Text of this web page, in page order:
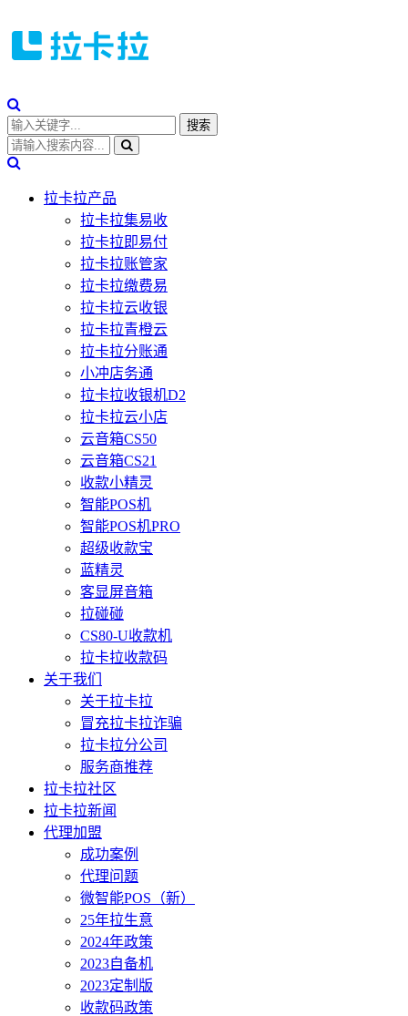
拉卡拉产品
拉卡拉集易收
拉卡拉即易付
拉卡拉账管家
拉卡拉缴费易
拉卡拉云收银
拉卡拉青橙云
拉卡拉分账通
小冲店务通
拉卡拉收银机D2
拉卡拉云小店
云音箱CS50
云音箱CS21
收款小精灵
智能POS机
智能POS机PRO
超级收款宝
蓝精灵
客显屏音箱
拉碰碰
CS80-U收款机
拉卡拉收款码
关于我们
关于拉卡拉
冒充拉卡拉诈骗
拉卡拉分公司
服务商推荐
拉卡拉社区
拉卡拉新闻
代理加盟
成功案例
代理问题
微智能POS（新）
25年拉生意
2024年政策
2023自备机
2023定制版
收款码政策